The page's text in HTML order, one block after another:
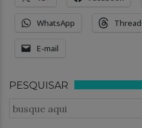
WhatsApp
E-mail
PESQUISAR